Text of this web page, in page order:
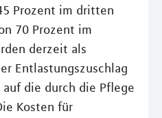
Prozent im dritten
70 Prozent im
derzeit als
Entlastungszuschlag
die durch die Pflege
Kosten für